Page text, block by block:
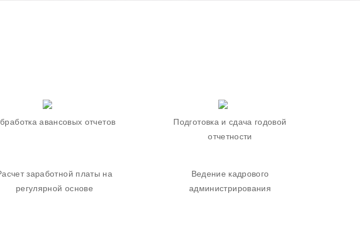
авансовых отчетов
Подготовка и сдача годовой
отчетности
заработной платы на
регулярной основе
Ведение кадрового
администрирования